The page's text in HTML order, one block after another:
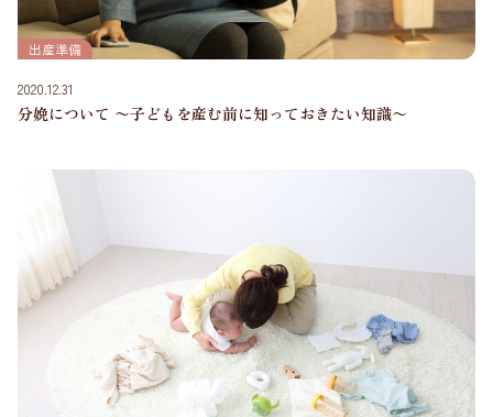
出産準備
2020.12.31
分娩について 〜子どもを産む前に知っておきたい知識〜